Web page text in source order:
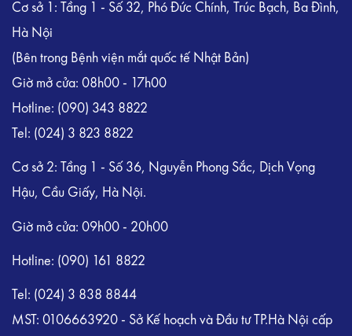
Cơ sở 1: Tầng 1 - Số 32, Phó Đức Chính, Trúc Bạch, Ba Đình,
Hà Nội
(Bên trong Bệnh viện mắt quốc tế Nhật Bản)
Giờ mở cửa: 08h00 - 17h00
Hotline: (090) 343 8822
Tel: (024) 3 823 8822
Cơ sở 2: Tầng 1 - Số 36, Nguyễn Phong Sắc, Dịch Vọng
Hậu, Cầu Giấy, Hà Nội.
Giờ mở cửa: 09h00 - 20h00
Hotline: (090) 161 8822
Tel: (024) 3 838 8844
MST: 0106663920 - Sở Kế hoạch và Đầu tư TP.Hà Nội cấp